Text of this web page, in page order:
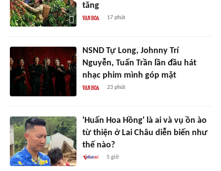
tăng
17 phút
NSND Tự Long, Johnny Trí
Nguyễn, Tuấn Trần lần đầu hát
nhạc phim mình góp mặt
23 phút
'Huấn Hoa Hồng' là ai và vụ ồn ào
từ thiện ở Lai Châu diễn biến như
thế nào?
5 giờ